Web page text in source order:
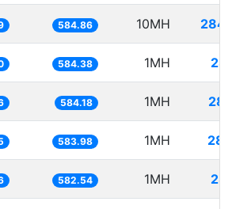
584.86 10MH
584.38 1MH
584.18 1MH
583.98 1MH
582.54 1MH